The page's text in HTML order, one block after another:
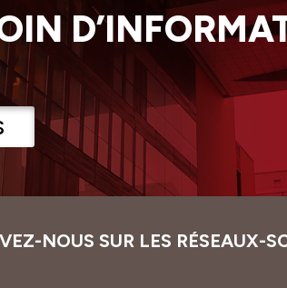
NOUS SUR LES RÉSEAUX-